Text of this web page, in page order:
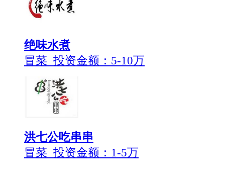
绝味水煮
冒菜 投资金额： 5-10万
洪七公吃串串
冒菜 投资金额： 1-5万